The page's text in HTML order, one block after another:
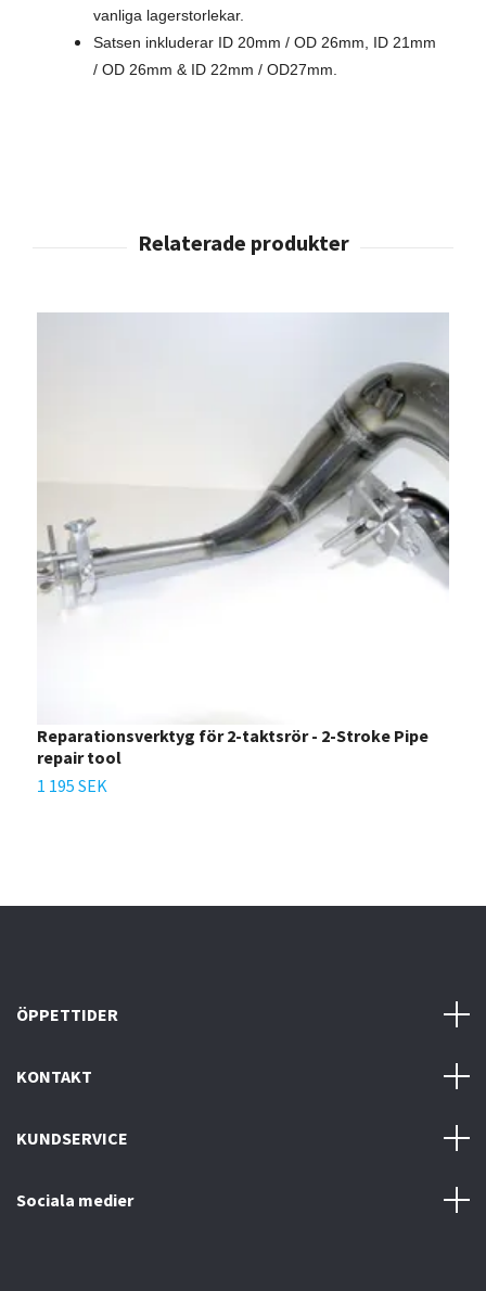
vanliga lagerstorlekar.
Satsen inkluderar ID 20mm / OD 26mm, ID 21mm
/ OD 26mm & ID 22mm / OD27mm.
Reparationsverktyg för 2-taktsrör - 2-Stroke Pipe
repair tool
1 195 SEK
ÖPPETTIDER
KONTAKT
KUNDSERVICE
Sociala medier